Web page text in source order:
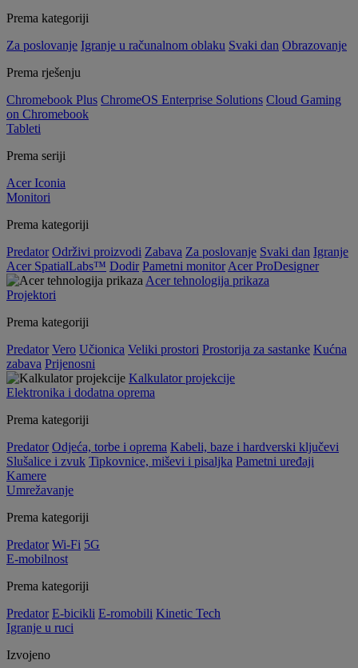
Prema kategoriji
Za poslovanje Igranje u računalnom oblaku Svaki dan Obrazovanje
Prema rješenju
Chromebook Plus ChromeOS Enterprise Solutions Cloud Gaming
on Chromebook
Tableti
Prema seriji
Acer Iconia
Monitori
Prema kategoriji
Predator Održivi proizvodi Zabava Za poslovanje Svaki dan Igranje
Acer SpatialLabs™ Dodir Pametni monitor Acer ProDesigner
Acer tehnologija prikaza
Projektori
Prema kategoriji
Predator Vero Učionica Veliki prostori Prostorija za sastanke Kućna
zabava Prijenosni
Kalkulator projekcije
Elektronika i dodatna oprema
Prema kategoriji
Predator Odjeća, torbe i oprema Kabeli, baze i hardverski ključevi
Slušalice i zvuk Tipkovnice, miševi i pisaljka Pametni uređaji
Kamere
Umrežavanje
Prema kategoriji
Predator Wi-Fi 5G
E-mobilnost
Prema kategoriji
Predator E-bicikli E-romobili Kinetic Tech
Igranje u ruci
Izvojeno